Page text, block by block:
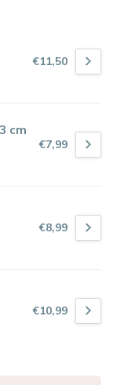
€11,50
cm
€7,99
€8,99
€10,99